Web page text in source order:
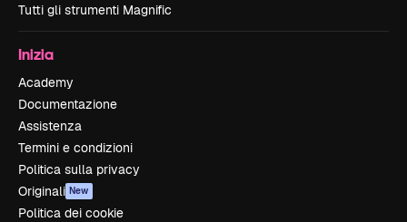
Tutti gli strumenti Magnific
Inizia
Academy
Documentazione
Assistenza
Termini e condizioni
Politica sulla privacy
Originali New
Politica dei cookie